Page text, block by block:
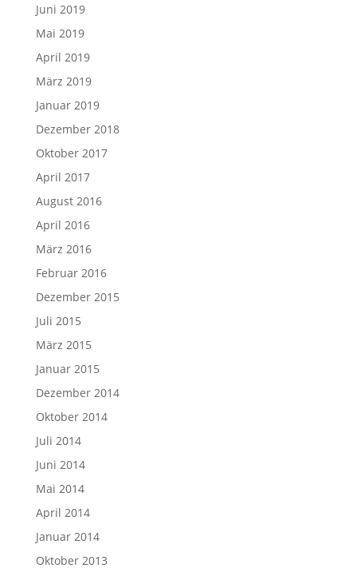
Juni 2019
Mai 2019
April 2019
März 2019
Januar 2019
Dezember 2018
Oktober 2017
April 2017
August 2016
April 2016
März 2016
Februar 2016
Dezember 2015
Juli 2015
März 2015
Januar 2015
Dezember 2014
Oktober 2014
Juli 2014
Juni 2014
Mai 2014
April 2014
Januar 2014
Oktober 2013